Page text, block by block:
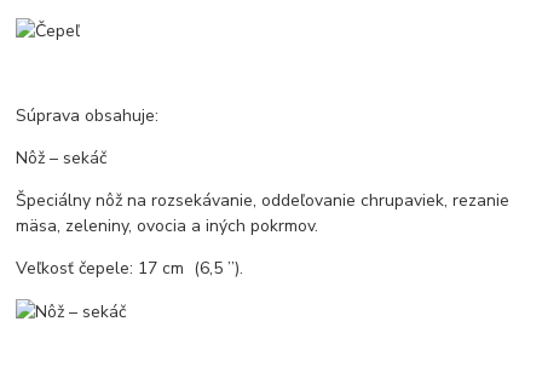
Súprava obsahuje:
Nôž – sekáč
Špeciálny nôž na rozsekávanie, oddeľovanie chrupaviek, rezanie
mäsa, zeleniny, ovocia a iných pokrmov.
Veľkosť čepele: 17 cm (6,5 ’’).